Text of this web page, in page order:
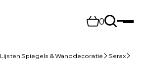
0
Lijsten Spiegels & Wanddecoratie
Serax